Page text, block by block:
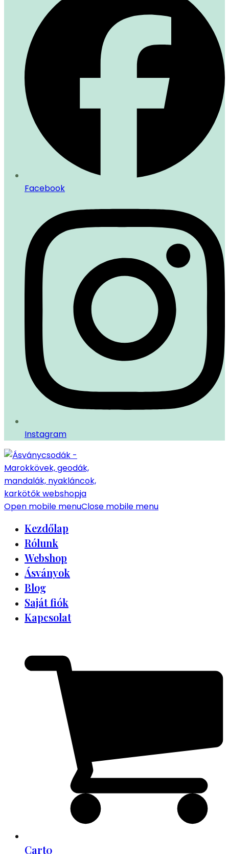
Facebook
Instagram
Open mobile menuClose mobile menu
Kezdőlap
Rólunk
Webshop
Ásványok
Blog
Saját fiók
Kapcsolat
Cart0